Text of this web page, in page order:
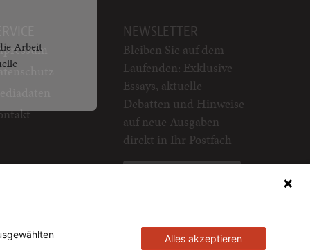
NEWSLETTER
Bleiben Sie auf dem
Laufenden: Exklusive
Essays, aktuelle
Debatten und Hinweise
auf neue Ausgaben
direkt in Ihr Postfach
Alles akzeptieren
Arbeit